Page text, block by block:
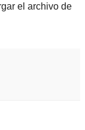
el archivo de